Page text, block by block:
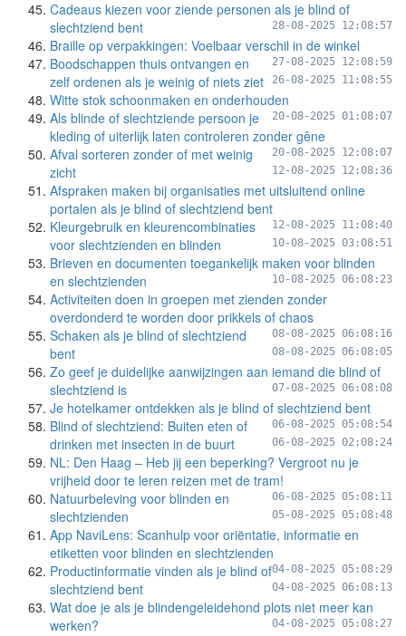
Cadeaus kiezen voor ziende personen als je blind of
slechtziend bent
28-08-2025 12:08:57
Braille op verpakkingen: Voelbaar verschil in de winkel
27-08-2025 12:08:59
Boodschappen thuis ontvangen en
zelf ordenen als je weinig of niets ziet
26-08-2025 11:08:55
Witte stok schoonmaken en onderhouden
20-08-2025 01:08:07
Als blinde of slechtziende persoon je
kleding of uiterlijk laten controleren zonder gêne
20-08-2025 12:08:07
Afval sorteren zonder of met weinig
zicht
12-08-2025 12:08:36
Afspraken maken bij organisaties met uitsluitend online
portalen als je blind of slechtziend bent
12-08-2025 11:08:40
Kleurgebruik en kleurencombinaties
voor slechtzienden en blinden
10-08-2025 03:08:51
Brieven en documenten toegankelijk maken voor blinden
en slechtzienden
10-08-2025 06:08:23
Activiteiten doen in groepen met zienden zonder
overdonderd te worden door prikkels of chaos
08-08-2025 06:08:16
Schaken als je blind of slechtziend
bent
08-08-2025 06:08:05
Zo geef je duidelijke aanwijzingen aan iemand die blind of
slechtziend is
07-08-2025 06:08:08
Je hotelkamer ontdekken als je blind of slechtziend bent
06-08-2025 05:08:54
Blind of slechtziend: Buiten eten of
drinken met insecten in de buurt
06-08-2025 02:08:24
NL: Den Haag – Heb jij een beperking? Vergroot nu je
vrijheid door te leren reizen met de tram!
06-08-2025 05:08:11
Natuurbeleving voor blinden en
slechtzienden
05-08-2025 05:08:48
App NaviLens: Scanhulp voor oriëntatie, informatie en
etiketten voor blinden en slechtzienden
04-08-2025 05:08:29
Productinformatie vinden als je blind of
slechtziend bent
04-08-2025 06:08:13
Wat doe je als je blindengeleidehond plots niet meer kan
werken?
04-08-2025 05:08:27